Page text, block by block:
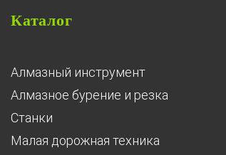
Каталог
Алмазный инструмент
Алмазное бурение и резка
Станки
Малая дорожная техника